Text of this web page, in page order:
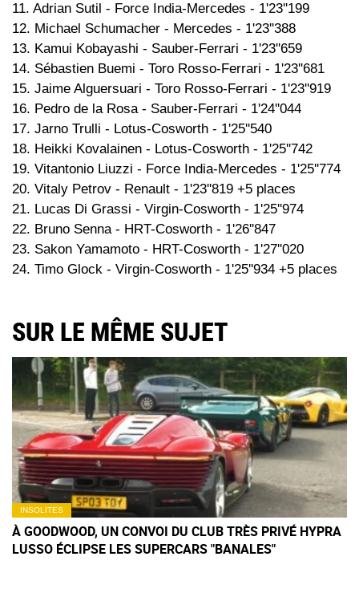
11. Adrian Sutil - Force India-Mercedes - 1'23''199
12. Michael Schumacher - Mercedes - 1'23''388
13. Kamui Kobayashi - Sauber-Ferrari - 1'23''659
14. Sébastien Buemi - Toro Rosso-Ferrari - 1'23''681
15. Jaime Alguersuari - Toro Rosso-Ferrari - 1'23''919
16. Pedro de la Rosa - Sauber-Ferrari - 1'24''044
17. Jarno Trulli - Lotus-Cosworth - 1'25''540
18. Heikki Kovalainen - Lotus-Cosworth - 1'25''742
19. Vitantonio Liuzzi - Force India-Mercedes - 1'25''774
20. Vitaly Petrov - Renault - 1'23''819 +5 places
21. Lucas Di Grassi - Virgin-Cosworth - 1'25''974
22. Bruno Senna - HRT-Cosworth - 1'26''847
23. Sakon Yamamoto - HRT-Cosworth - 1'27''020
24. Timo Glock - Virgin-Cosworth - 1'25''934 +5 places
SUR LE MÊME SUJET
INSOLITES
À GOODWOOD, UN CONVOI DU CLUB TRÈS PRIVÉ HYPRA
LUSSO ÉCLIPSE LES SUPERCARS "BANALES"